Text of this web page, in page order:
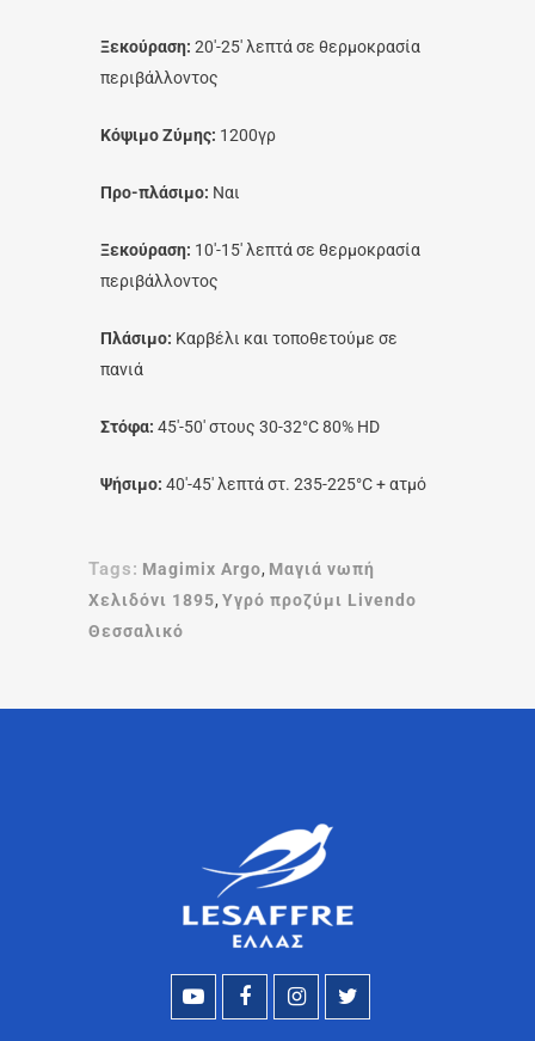
Ξεκούραση: 20′-25′ λεπτά σε θερμοκρασία
περιβάλλοντος
Κόψιμο Ζύμης: 1200γρ
Προ-πλάσιμο: Ναι
Ξεκούραση: 10′-15′ λεπτά σε θερμοκρασία
περιβάλλοντος
Πλάσιμο: Καρβέλι και τοποθετούμε σε
πανιά
Στόφα: 45′-50′ στους 30-32°C 80% HD
Ψήσιμο: 40′-45′ λεπτά στ. 235-225°C + ατμό
Tags: Magimix Argo, Μαγιά νωπή
Χελιδόνι 1895, Υγρό προζύμι Livendo
Θεσσαλικό